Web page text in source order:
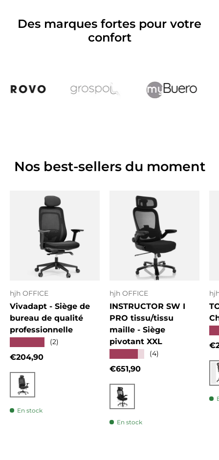
Des marques fortes pour votre
confort
Nos best-sellers du moment
hjh OFFICE
Vivadapt - Siège de
bureau de qualité
professionnelle
(2)
Prix habituel
€204,90
Noir
En stock
hjh OFFICE
INSTRUCTOR SW I
PRO tissu/tissu
maille - Siège
pivotant XXL
(4)
Prix habituel
€651,90
Noir
En stock